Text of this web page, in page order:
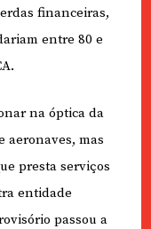
financeiras,
entre 80 e
na óptica da
aeronaves, mas
presta serviços
entidade
passou a